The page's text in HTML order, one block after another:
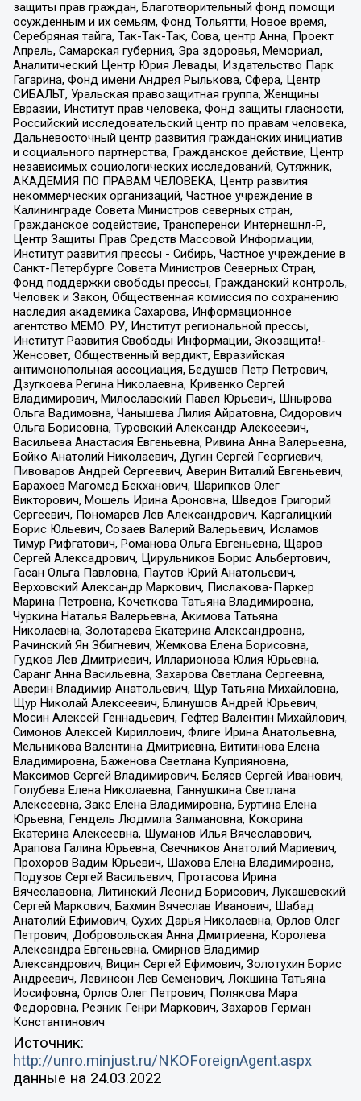
защиты прав граждан, Благотворительный фонд помощи
осужденным и их семьям, Фонд Тольятти, Новое время,
Серебряная тайга, Так-Так-Так, Сова, центр Анна, Проект
Апрель, Самарская губерния, Эра здоровья, Мемориал,
Аналитический Центр Юрия Левады, Издательство Парк
Гагарина, Фонд имени Андрея Рылькова, Сфера, Центр
СИБАЛЬТ, Уральская правозащитная группа, Женщины
Евразии, Институт прав человека, Фонд защиты гласности,
Российский исследовательский центр по правам человека,
Дальневосточный центр развития гражданских инициатив
и социального партнерства, Гражданское действие, Центр
независимых социологических исследований, Сутяжник,
АКАДЕМИЯ ПО ПРАВАМ ЧЕЛОВЕКА, Центр развития
некоммерческих организаций, Частное учреждение в
Калининграде Совета Министров северных стран,
Гражданское содействие, Трансперенси Интернешнл-Р,
Центр Защиты Прав Средств Массовой Информации,
Институт развития прессы - Сибирь, Частное учреждение в
Санкт-Петербурге Совета Министров Северных Стран,
Фонд поддержки свободы прессы, Гражданский контроль,
Человек и Закон, Общественная комиссия по сохранению
наследия академика Сахарова, Информационное
агентство МЕМО. РУ, Институт региональной прессы,
Институт Развития Свободы Информации, Экозащита!-
Женсовет, Общественный вердикт, Евразийская
антимонопольная ассоциация, Бедушев Петр Петрович,
Дзугкоева Регина Николаевна, Кривенко Сергей
Владимирович, Милославский Павел Юрьевич, Шнырова
Ольга Вадимовна, Чанышева Лилия Айратовна, Сидорович
Ольга Борисовна, Туровский Александр Алексеевич,
Васильева Анастасия Евгеньевна, Ривина Анна Валерьевна,
Бойко Анатолий Николаевич, Дугин Сергей Георгиевич,
Пивоваров Андрей Сергеевич, Аверин Виталий Евгеньевич,
Барахоев Магомед Бекханович, Шарипков Олег
Викторович, Мошель Ирина Ароновна, Шведов Григорий
Сергеевич, Пономарев Лев Александрович, Каргалицкий
Борис Юльевич, Созаев Валерий Валерьевич, Исламов
Тимур Рифгатович, Романова Ольга Евгеньевна, Щаров
Сергей Алексадрович, Цирульников Борис Альбертович,
Гасан Ольга Павловна, Паутов Юрий Анатольевич,
Верховский Александр Маркович, Пислакова-Паркер
Марина Петровна, Кочеткова Татьяна Владимировна,
Чуркина Наталья Валерьевна, Акимова Татьяна
Николаевна, Золотарева Екатерина Александровна,
Рачинский Ян Збигневич, Жемкова Елена Борисовна,
Гудков Лев Дмитриевич, Илларионова Юлия Юрьевна,
Саранг Анна Васильевна, Захарова Светлана Сергеевна,
Аверин Владимир Анатольевич, Щур Татьяна Михайловна,
Щур Николай Алексеевич, Блинушов Андрей Юрьевич,
Мосин Алексей Геннадьевич, Гефтер Валентин Михайлович,
Симонов Алексей Кириллович, Флиге Ирина Анатольевна,
Мельникова Валентина Дмитриевна, Вититинова Елена
Владимировна, Баженова Светлана Куприяновна,
Максимов Сергей Владимирович, Беляев Сергей Иванович,
Голубева Елена Николаевна, Ганнушкина Светлана
Алексеевна, Закс Елена Владимировна, Буртина Елена
Юрьевна, Гендель Людмила Залмановна, Кокорина
Екатерина Алексеевна, Шуманов Илья Вячеславович,
Арапова Галина Юрьевна, Свечников Анатолий Мариевич,
Прохоров Вадим Юрьевич, Шахова Елена Владимировна,
Подузов Сергей Васильевич, Протасова Ирина
Вячеславовна, Литинский Леонид Борисович, Лукашевский
Сергей Маркович, Бахмин Вячеслав Иванович, Шабад
Анатолий Ефимович, Сухих Дарья Николаевна, Орлов Олег
Петрович, Добровольская Анна Дмитриевна, Королева
Александра Евгеньевна, Смирнов Владимир
Александрович, Вицин Сергей Ефимович, Золотухин Борис
Андреевич, Левинсон Лев Семенович, Локшина Татьяна
Иосифовна, Орлов Олег Петрович, Полякова Мара
Федоровна, Резник Генри Маркович, Захаров Герман
Константинович
Источник:
http://unro.minjust.ru/NKOForeignAgent.aspx
данные на 24.03.2022